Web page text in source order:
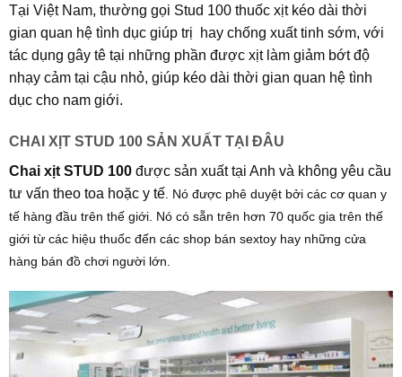
Tại Việt Nam, thường gọi Stud 100 thuốc xịt kéo dài thời
gian quan hệ tình dục giúp trị hay chống xuất tinh sớm, với
tác dụng gây tê tại những phần được xịt làm giảm bớt độ
nhạy cảm tại cậu nhỏ, giúp kéo dài thời gian quan hệ tình
dục cho nam giới.
CHAI XỊT STUD 100 SẢN XUẤT TẠI ĐÂU
Chai xịt STUD 100 được sản xuất tại Anh và không yêu cầu
tư vấn theo toa hoặc y tế . Nó được phê duyệt bởi các cơ quan y
tế hàng đầu trên thế giới. Nó có sẵn trên hơn 70 quốc gia trên thế
giới từ các hiệu thuốc đến các shop bán sextoy hay những cửa
hàng bán đồ chơi người lớn.